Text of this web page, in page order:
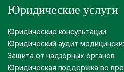
Юридические услуги
Юридические консультации
Юридический аудит
Защита от надзорных органов
Юридическая поддержка во